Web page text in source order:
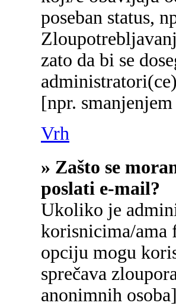
poseban status,
zato da bi se
[npr.
Vrh
» Zašto se
poslati e-mail?
Ukoliko je
korisnicima/ama
opciju mogu
sprečava
anonimnih